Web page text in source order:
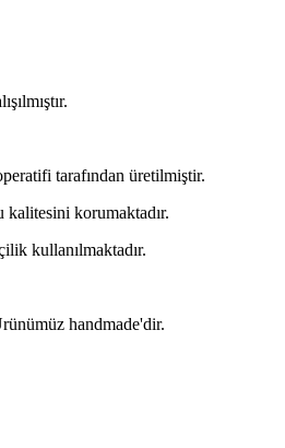
tarafından üretilmiştir.
kalitesini korumaktadır.
kullanılmaktadır.
handmade'dir.